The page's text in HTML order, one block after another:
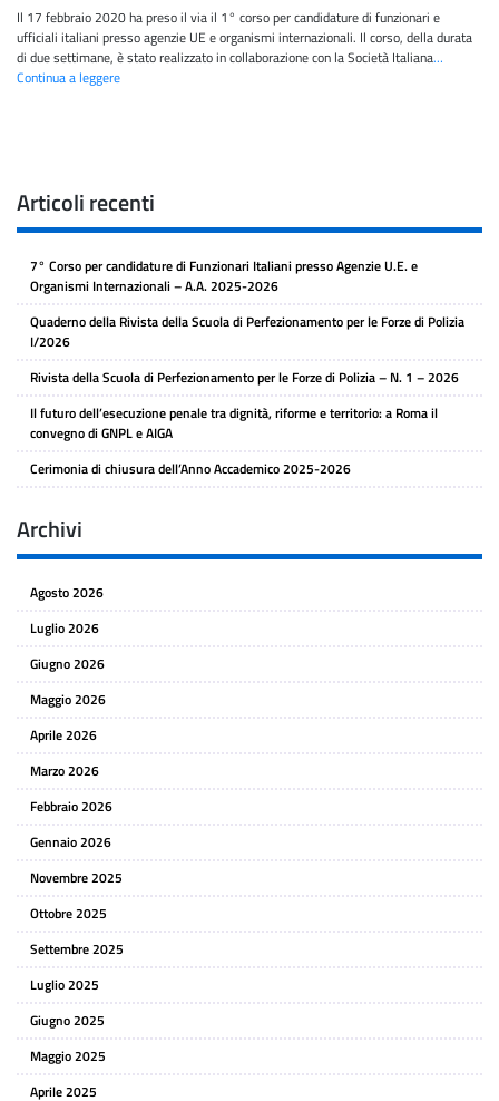
Il 17 febbraio 2020 ha preso il via il 1° corso per candidature di funzionari e
ufficiali italiani presso agenzie UE e organismi internazionali. Il corso, della durata
di due settimane, è stato realizzato in collaborazione con la Società Italiana…
Continua a leggere
Articoli recenti
7° Corso per candidature di Funzionari Italiani presso Agenzie U.E. e
Organismi Internazionali – A.A. 2025-2026
Quaderno della Rivista della Scuola di Perfezionamento per le Forze di Polizia
I/2026
Rivista della Scuola di Perfezionamento per le Forze di Polizia – N. 1 – 2026
Il futuro dell’esecuzione penale tra dignità, riforme e territorio: a Roma il
convegno di GNPL e AIGA
Cerimonia di chiusura dell’Anno Accademico 2025-2026
Archivi
Agosto 2026
Luglio 2026
Giugno 2026
Maggio 2026
Aprile 2026
Marzo 2026
Febbraio 2026
Gennaio 2026
Novembre 2025
Ottobre 2025
Settembre 2025
Luglio 2025
Giugno 2025
Maggio 2025
Aprile 2025